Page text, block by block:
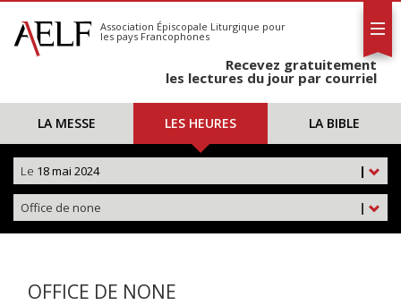
S'abonner
Calendrier
Association Épiscopale Liturgique pour
les pays Francophones
Recevez gratuitement
les lectures du jour par courriel
LA MESSE LES HEURES LA BIBLE
|
Le 18 mai 2024
|
Office de none
OFFICE DE NONE